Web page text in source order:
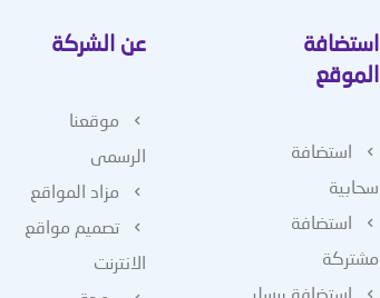
استضافة
الموقع
استضافة
سحابية
استضافة
مشتركة
استضافة ريسلر
عن الشركة
موقعنا
الرسمى
مزاد المواقع
تصميم مواقع
الانترنت